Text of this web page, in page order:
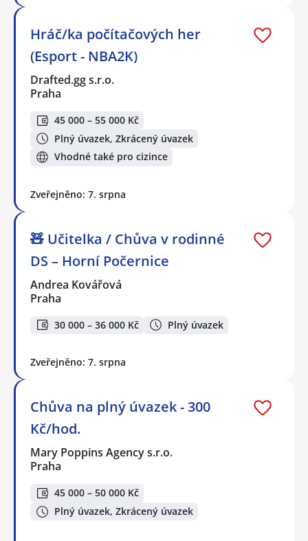
Hráč/ka počítačových her
(Esport - NBA2K)
Drafted.gg s.r.o.
Praha
45 000 – 55 000 Kč
Plný úvazek, Zkrácený úvazek
Vhodné také pro cizince
Zveřejněno: 7. srpna
🧸 Učitelka / Chůva v rodinné
DS – Horní Počernice
Andrea Kovářová
Praha
30 000 – 36 000 Kč Plný úvazek
Zveřejněno: 7. srpna
Chůva na plný úvazek - 300
Kč/hod.
Mary Poppins Agency s.r.o.
Praha
45 000 – 50 000 Kč
Plný úvazek, Zkrácený úvazek